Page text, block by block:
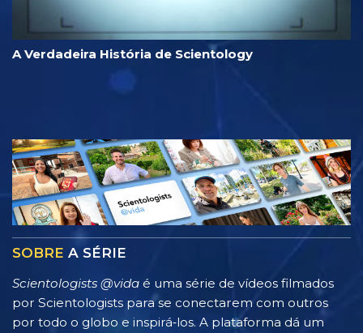
A Verdadeira História de Scientology
SOBRE A SÉRIE
Scientologists @vida é uma série de vídeos filmados
por Scientologists para se conectarem com outros
por todo o globo e inspirá‑los. A plataforma dá um